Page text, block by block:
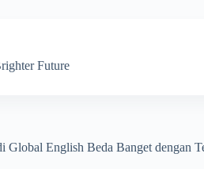
Future
English Beda Banget dengan